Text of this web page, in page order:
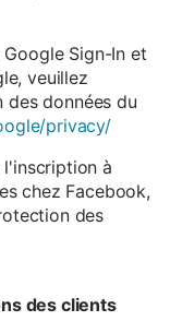
Sign-In et
veuillez
données du
privacy/
l'inscription à
chez Facebook,
des
des clients